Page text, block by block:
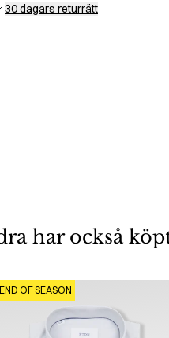
30 dagars returrätt
har också
END OF SEASON